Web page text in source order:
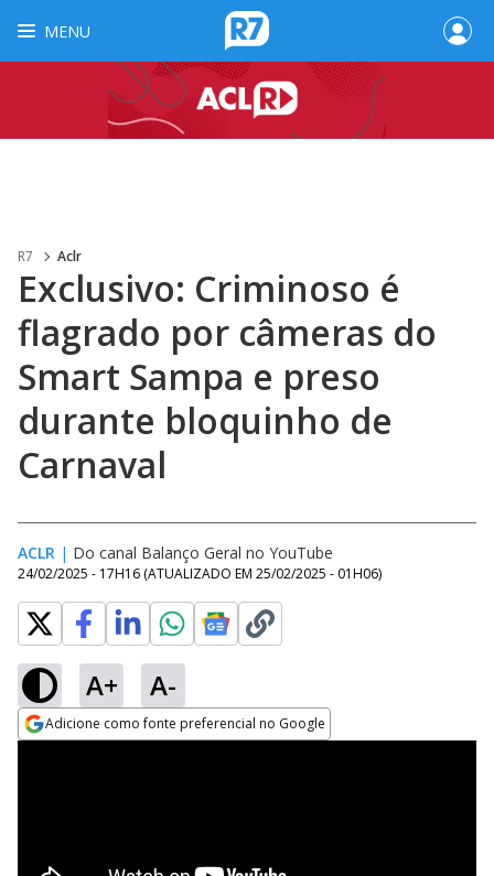
MENU
R7 Aclr
Exclusivo: Criminoso é
flagrado por câmeras do
Smart Sampa e preso
durante bloquinho de
Carnaval
ACLR | Do canal Balanço Geral no YouTube
24/02/2025 - 17H16 (ATUALIZADO EM 25/02/2025 - 01H06)
A+ A-
Adicione como fonte preferencial no Google